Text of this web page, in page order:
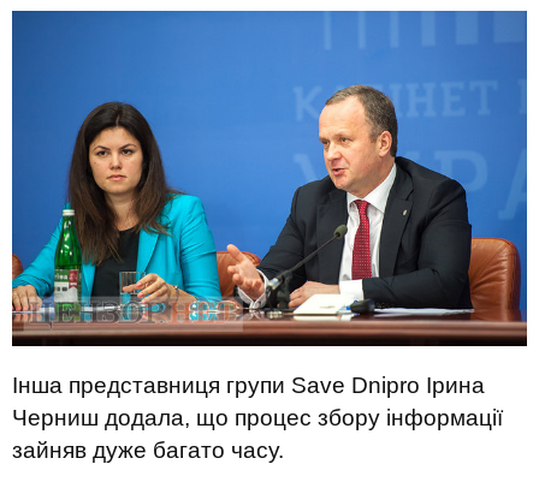
Інша представниця групи Save Dnipro Ірина
Черниш додала, що процес збору інформації
зайняв дуже багато часу.